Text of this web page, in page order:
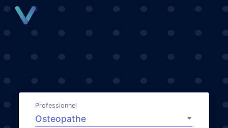
Professionnel